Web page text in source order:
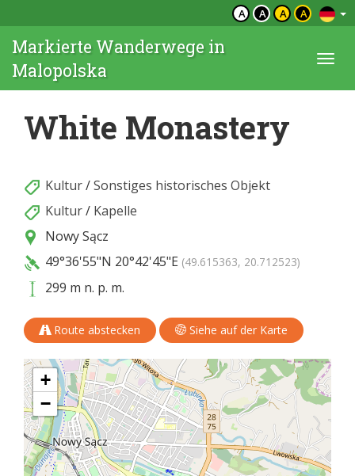
A A A A
Markierte Wanderwege in
Malopolska
White Monastery
Kultur/Sonstiges historisches Objekt
Kultur/ Kapelle
Nowy Sącz
49°36'55"N 20°42'45"E (49.615363, 20.712523)
299 m n. p. m.
Route abstecken Siehe auf der Karte
+
−